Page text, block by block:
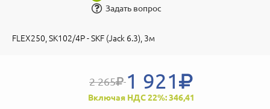
Задать вопрос
FLEX250, SK102/4P - SKF (Jack 6.3), 3м
2 265 1 921
Включая НДС 22%: 346,41